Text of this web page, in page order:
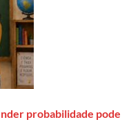
probabilidade pode